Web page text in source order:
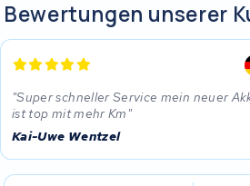
Bewertungen unserer
Super schneller Service mein neuer
ist top mit mehr Km
Kai-Uwe Wentzel